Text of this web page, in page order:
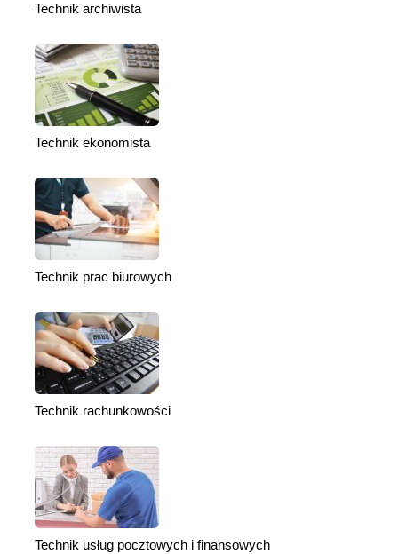
Technik archiwista
Technik ekonomista
Technik prac biurowych
Technik rachunkowości
Technik usług pocztowych i finansowych